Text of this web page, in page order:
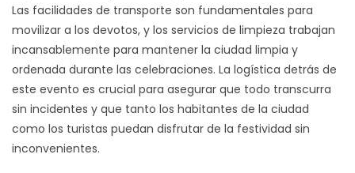
Las facilidades de transporte son fundamentales para
movilizar a los devotos, y los servicios de limpieza trabajan
incansablemente para mantener la ciudad limpia y
ordenada durante las celebraciones. La logística detrás de
este evento es crucial para asegurar que todo transcurra
sin incidentes y que tanto los habitantes de la ciudad
como los turistas puedan disfrutar de la festividad sin
inconvenientes.